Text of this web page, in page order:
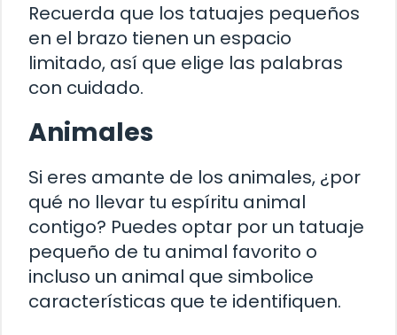
Recuerda que los tatuajes pequeños
en el brazo tienen un espacio
limitado, así que elige las palabras
con cuidado.
Animales
Si eres amante de los animales, ¿por
qué no llevar tu espíritu animal
contigo? Puedes optar por un tatuaje
pequeño de tu animal favorito o
incluso un animal que simbolice
características que te identifiquen.